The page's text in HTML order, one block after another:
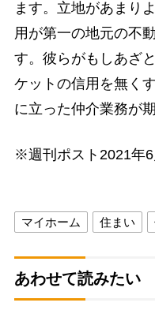
ます。立地があまり
用が第一の地元の不
す。彼らがもしあざ
ケットの信用を無く
に立った仲介業務が
※週刊ポスト2021年
マイホーム 住まい
あわせて読みたい